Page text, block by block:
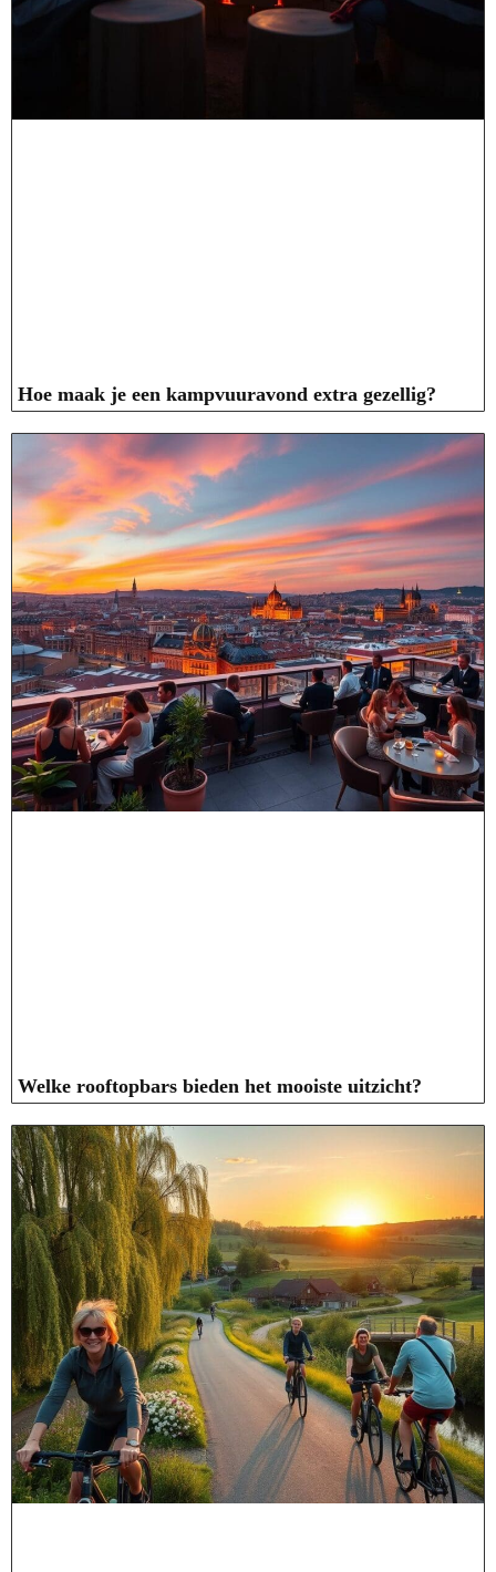
Hoe maak je een kampvuuravond extra gezellig?
Welke rooftopbars bieden het mooiste uitzicht?